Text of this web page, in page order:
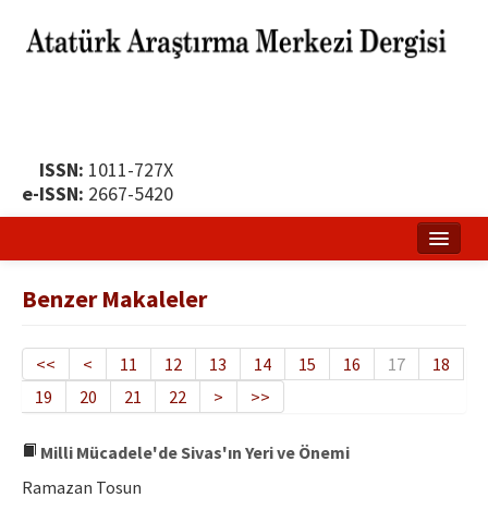
ISSN: 1011-727X
e-ISSN: 2667-5420
Yayın Politikası
Dergi Kurulları
Yayın İlkeleri
Etik İlkeler
Benzer Makaleler
<< < 11 12 13 14 15 16 17
18
19
20 21 22 > >>
Milli Mücadele'de Sivas'ın Yeri ve Önemi
Ramazan Tosun